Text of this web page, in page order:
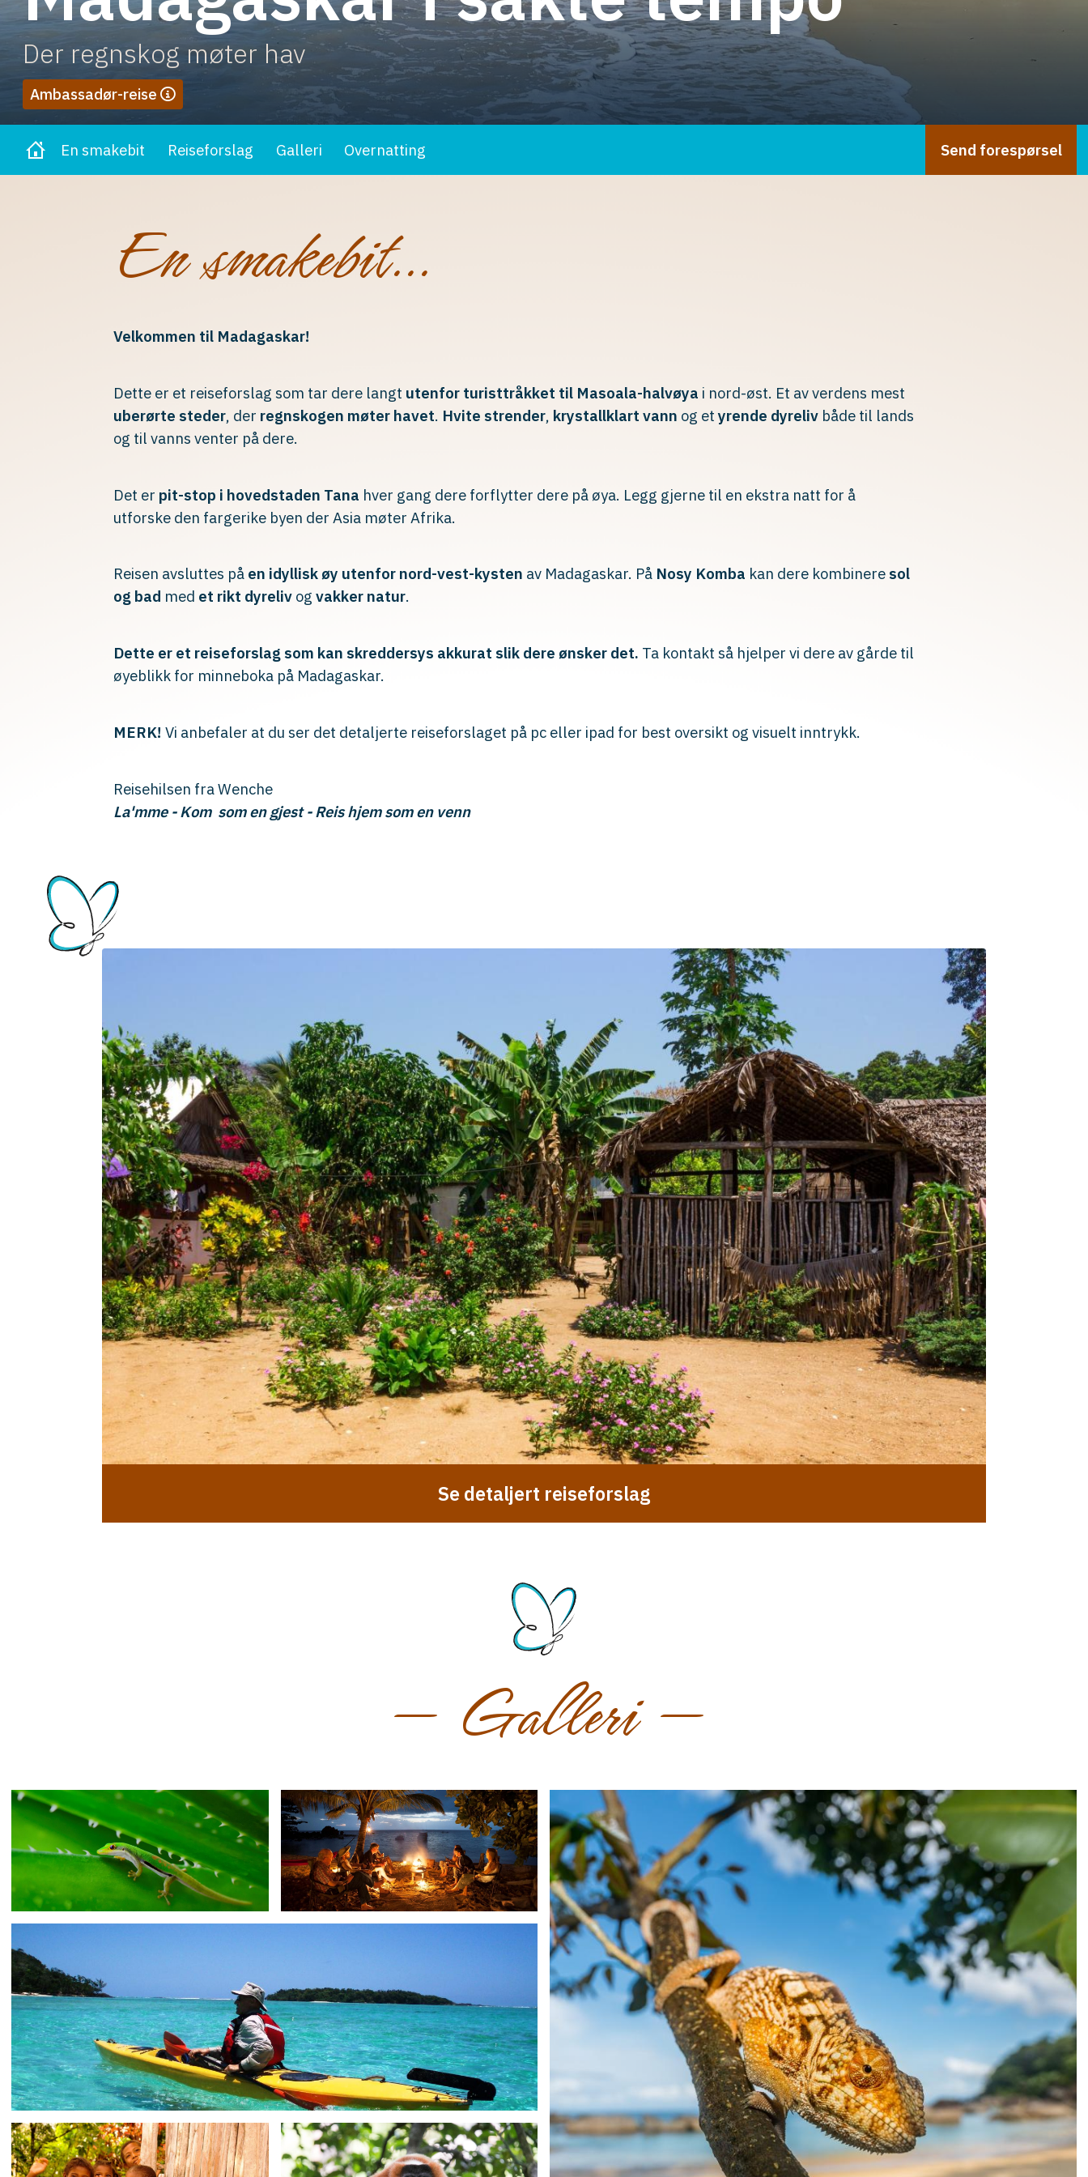
Der regnskog møter hav
Ambassadør-reise
Send forespørsel
En smakebit Reiseforslag Galleri Overnatting
En smakebit…
Velkommen til Madagaskar!
Dette er et reiseforslag som tar dere langt utenfor turisttråkket til Masoala-halvøya i nord-øst. Et av verdens mest
uberørte steder, der regnskogen møter havet. Hvite strender, krystallklart vann og etyrende dyrelivbåde til lands
og til vanns venter på dere.
Det er pit-stop i hovedstaden Tana hver gang dere forflytter dere på øya. Legg gjerne til en ekstra natt for å
utforske den fargerike byen der Asia møter Afrika.
Reisen avsluttes på en idyllisk øy utenfor nord-vest-kysten av Madagaskar. På Nosy Komba kan dere kombineresol
og bad med et rikt dyreliv og vakker natur.
Dette er et reiseforslag som kan skreddersys akkurat slik dere ønsker det. Ta kontakt så hjelper vi dere av gårde til
øyeblikk for minneboka på Madagaskar.
MERK! Vi anbefaler at du ser det detaljerte reiseforslaget på pc eller ipad for best oversikt og visuelt inntrykk.
Reisehilsen fra Wenche
La'mme - Kom som en gjest - Reis hjem som en venn
Se detaljert reiseforslag
— Galleri —